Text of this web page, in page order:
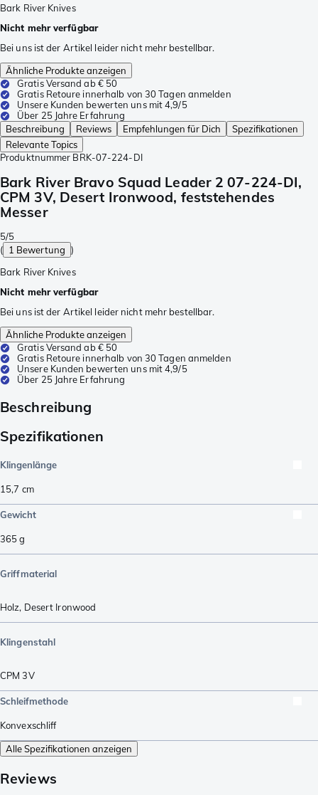
Bark River Knives
Nicht mehr verfügbar
Bei uns ist der Artikel leider nicht mehr bestellbar.
Ähnliche Produkte anzeigen
Gratis Versand ab € 50
Gratis Retoure innerhalb von 30 Tagen anmelden
Unsere Kunden bewerten uns mit 4,9/5
Über 25 Jahre Erfahrung
Beschreibung
Reviews Empfehlungen für Dich
Spezifikationen
Relevante Topics
Produktnummer BRK-07-224-DI
Bark River Bravo Squad Leader 2 07-224-DI,
CPM 3V, Desert Ironwood, feststehendes
Messer
5/5
( 1 Bewertung )
Bark River Knives
Nicht mehr verfügbar
Bei uns ist der Artikel leider nicht mehr bestellbar.
Ähnliche Produkte anzeigen
Gratis Versand ab € 50
Gratis Retoure innerhalb von 30 Tagen anmelden
Unsere Kunden bewerten uns mit 4,9/5
Über 25 Jahre Erfahrung
Beschreibung
Spezifikationen
Klingenlänge
15,7 cm
Gewicht
365g
Griffmaterial
Holz, Desert Ironwood
Klingenstahl
CPM 3V
Schleifmethode
Konvexschliff
Alle Spezifikationen anzeigen
Reviews